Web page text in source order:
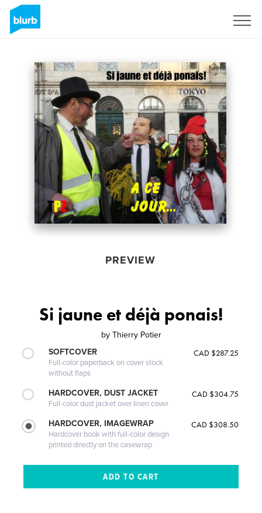
PREVIEW
Si jaune et déjà ponais!
by Thierry Potier
SOFTCOVER
Full-color paperback on cover stock
without flaps
CAD $287.25
HARDCOVER, DUST JACKET
Full-color dust jacket over linen cover
CAD $304.75
HARDCOVER, IMAGEWRAP
Hardcover book with full-color design
printed directly on the casewrap
CAD $308.50